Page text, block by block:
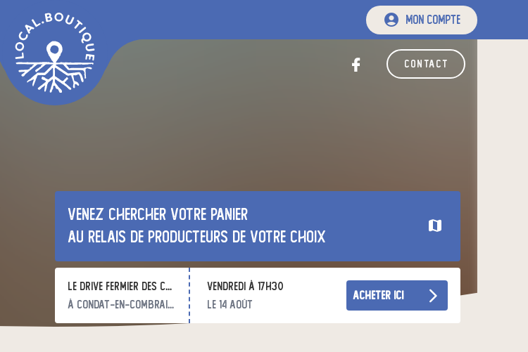
mon compte
contact
Venez chercher votre panier
au relais de producteurs de votre choix
Le Drive Fermier des Combrailles
à Condat-en-Combraille
vendredi à 17h30
le 14 août
acheter ici